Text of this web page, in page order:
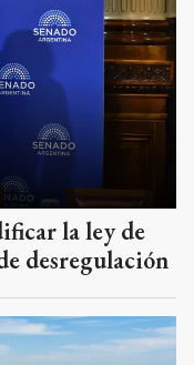
la ley de
desregulación